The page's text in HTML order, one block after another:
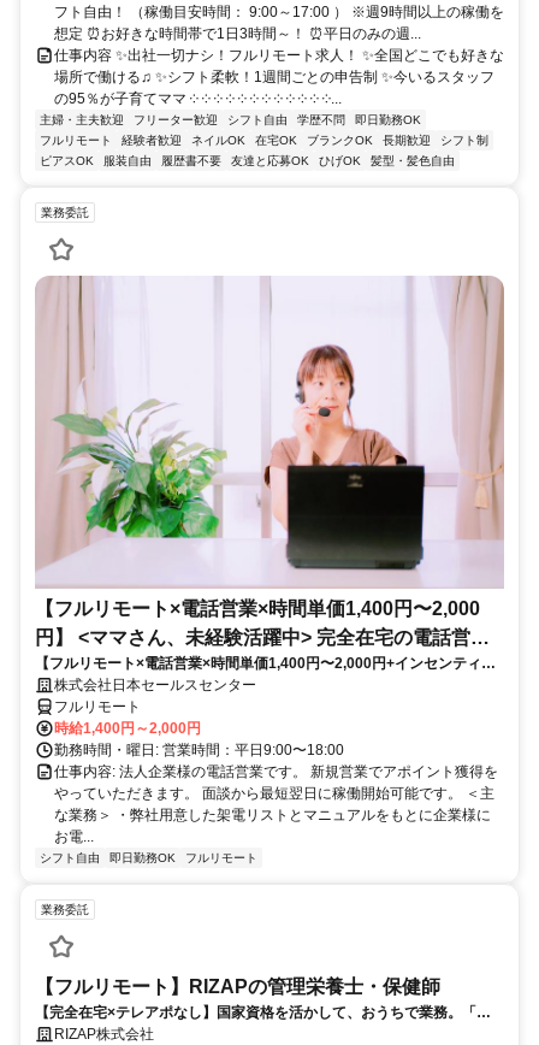
フト自由！ （稼働目安時間： 9:00～17:00 ） ※週9時間以上の稼働を
想定 ⏰お好きな時間帯で1日3時間～！ ⏰平日のみの週...
仕事内容 ✨出社一切ナシ！フルリモート求人！ ✨全国どこでも好きな
場所で働ける♫ ✨シフト柔軟！1週間ごとの申告制 ✨今いるスタッフ
の95％が子育てママ ༶ ༶ ༶ ༶ ༶ ༶ ༶ ༶ ༶ ༶ ༶ ༶...
主婦・主夫歓迎 フリーター歓迎 シフト自由 学歴不問
即日勤務OK
フルリモート
経験者歓迎 ネイルOK 在宅OK ブランクOK 長期歓迎
シフト制
ピアスOK
服装自由 履歴書不要 友達と応募OK ひげOK 髪型・髪色自由
業務委託
【フルリモート×電話営業×時間単価1,400円〜2,000
円】 <ママさん、未経験活躍中> 完全在宅の電話営業
で家庭と仕事の両立を実現
【フルリモート×電話営業×時間単価1,400円〜2,000円+インセンティブ
あり】 ＜ママさん、未経験活躍中＞ 完全在宅の電話営業で家庭と仕事の
両立を実現
株式会社日本セールスセンター
フルリモート
時給1,400円～2,000円
勤務時間・曜日: 営業時間：平日9:00〜18:00
仕事内容: 法人企業様の電話営業です。 新規営業でアポイント獲得を
やっていただきます。 面談から最短翌日に稼働開始可能です。 ＜主
な業務＞ ・弊社用意した架電リストとマニュアルをもとに企業様に
お電...
シフト自由 即日勤務OK フルリモート
業務委託
【フルリモート】RIZAPの管理栄養士・保健師
【完全在宅×テレアポなし】国家資格を活かして、おうちで業務。「も
う一つの安心」を。主婦・Wワーカー活躍中！「平日の日中だけ」「夕
RIZAP株式会社